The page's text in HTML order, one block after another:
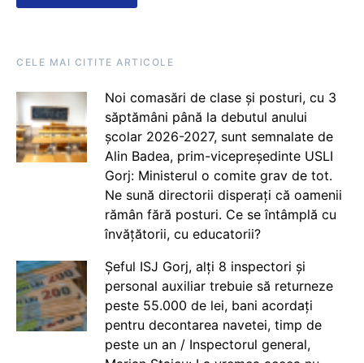
CELE MAI CITITE ARTICOLE
Noi comasări de clase și posturi, cu 3
săptămâni până la debutul anului
școlar 2026-2027, sunt semnalate de
Alin Badea, prim-vicepreședinte USLI
Gorj: Ministerul o comite grav de tot.
Ne sună directorii disperați că oamenii
rămân fără posturi. Ce se întâmplă cu
învățătorii, cu educatorii?
Șeful ISJ Gorj, alți 8 inspectori și
personal auxiliar trebuie să returneze
peste 55.000 de lei, bani acordați
pentru decontarea navetei, timp de
peste un an / Inspectorul general,